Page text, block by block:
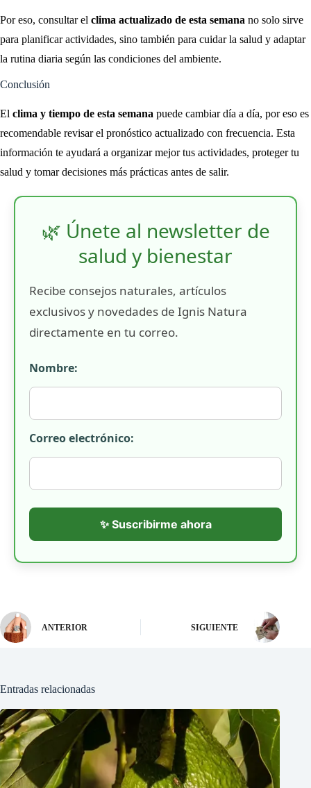
Por eso, consultar el clima actualizado de esta semana no solo sirve
para planificar actividades, sino también para cuidar la salud y adaptar
la rutina diaria según las condiciones del ambiente.
Conclusión
El clima y tiempo de esta semana puede cambiar día a día, por eso es
recomendable revisar el pronóstico actualizado con frecuencia. Esta
información te ayudará a organizar mejor tus actividades, proteger tu
salud y tomar decisiones más prácticas antes de salir.
🌿 Únete al newsletter de
salud y bienestar
Recibe consejos naturales, artículos
exclusivos y novedades de Ignis Natura
directamente en tu correo.
Nombre:
Correo electrónico:
✨ Suscribirme ahora
ANTERIOR SIGUIENTE
Entradas relacionadas